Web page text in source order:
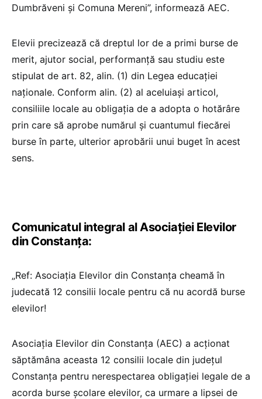
Dumbrăveni și Comuna Mereni”, informează AEC.
Elevii precizează că dreptul lor de a primi burse de
merit, ajutor social, performanță sau studiu este
stipulat de art. 82, alin. (1) din Legea educației
naționale. Conform alin. (2) al aceluiași articol,
consiliile locale au obligația de a adopta o hotărâre
prin care să aprobe numărul și cuantumul fiecărei
burse în parte, ulterior aprobării unui buget în acest
sens.
Comunicatul integral al Asociației Elevilor
din Constanța:
„Ref: Asociația Elevilor din Constanța cheamă în
judecată 12 consilii locale pentru că nu acordă burse
elevilor!
Asociația Elevilor din Constanța (AEC) a acționat
săptămâna aceasta 12 consilii locale din județul
Constanța pentru nerespectarea obligației legale de a
acorda burse școlare elevilor, ca urmare a lipsei de